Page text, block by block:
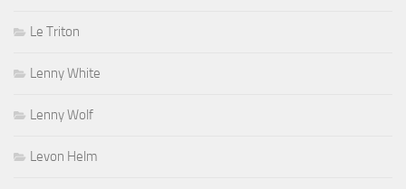
Le Triton
Lenny White
Lenny Wolf
Levon Helm